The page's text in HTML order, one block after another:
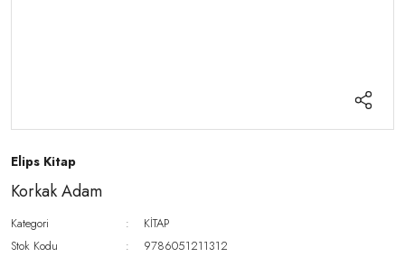
Elips Kitap
Korkak Adam
Kategori
KİTAP
Stok Kodu
9786051211312